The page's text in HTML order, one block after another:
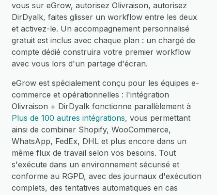
vous sur eGrow, autorisez Olivraison, autorisez
DirDyalk, faites glisser un workflow entre les deux
et activez-le. Un accompagnement personnalisé
gratuit est inclus avec chaque plan : un chargé de
compte dédié construira votre premier workflow
avec vous lors d'un partage d'écran.
eGrow est spécialement conçu pour les équipes e-
commerce et opérationnelles : l'intégration
Olivraison + DirDyalk fonctionne parallèlement à
Plus de 100 autres intégrations, vous permettant
ainsi de combiner Shopify, WooCommerce,
WhatsApp, FedEx, DHL et plus encore dans un
même flux de travail selon vos besoins. Tout
s'exécute dans un environnement sécurisé et
conforme au RGPD, avec des journaux d'exécution
complets, des tentatives automatiques en cas